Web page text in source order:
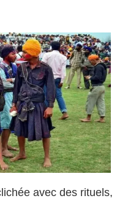
avec des rituels,